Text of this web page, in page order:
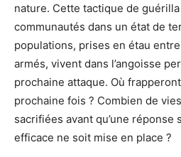
nature. Cette tactique de
communautés dans un état de
populations, prises en étau
armés, vivent dans l’angoisse
prochaine attaque. Où
prochaine fois ? Combien de
sacrifiées avant qu’une
efficace ne soit mise en place ?